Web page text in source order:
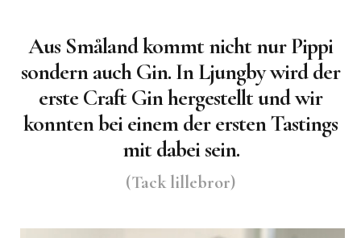
Aus Småland kommt nicht nur Pippi
sondern auch Gin. In Ljungby wird der
erste Craft Gin hergestellt und wir
konnten bei einem der ersten Tastings
mit dabei sein.
(Tack lillebror)